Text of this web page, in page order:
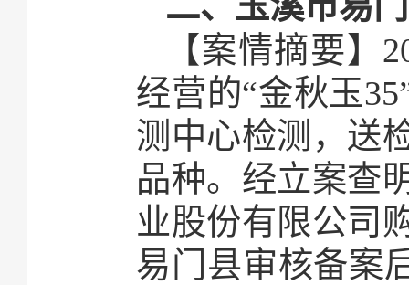
【案情摘要】
经营的“金秋玉
测中心检测，送
品种。经立案查
业股份有限公司
易门县审核备案